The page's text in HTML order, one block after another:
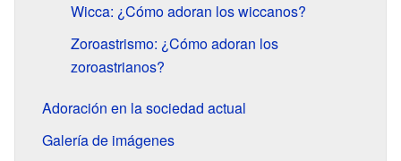
Wicca: ¿Cómo adoran los wiccanos?
Zoroastrismo: ¿Cómo adoran los
zoroastrianos?
Adoración en la sociedad actual
Galería de imágenes